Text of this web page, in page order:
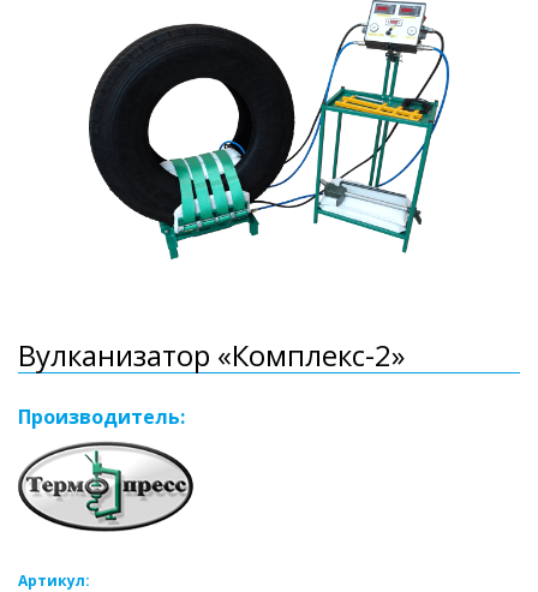
Вулканизатор «Комплекс-2»
Производитель:
Артикул: